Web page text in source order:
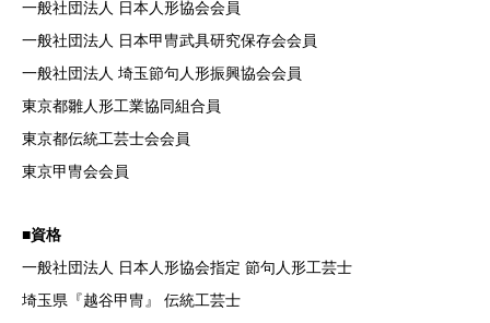
一般社団法人 日本人形協会会員
一般社団法人 日本甲冑武具研究保存会会員
一般社団法人 埼玉節句人形振興協会会員
東京都雛人形工業協同組合員
東京都伝統工芸士会会員
東京甲冑会会員
■資格
一般社団法人 日本人形協会指定 節句人形工芸士
埼玉県『越谷甲冑』 伝統工芸士